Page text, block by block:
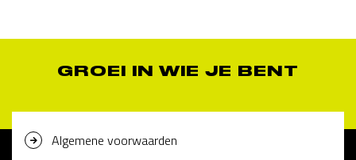
GROEI IN WIE JE BENT
Algemene voorwaarden